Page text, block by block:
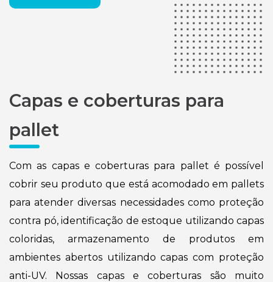
Capas e coberturas para
pallet
Com as capas e coberturas para pallet é possível
cobrir seu produto que está acomodado em pallets
para atender diversas necessidades como proteção
contra pó, identificação de estoque utilizando capas
coloridas, armazenamento de produtos em
ambientes abertos utilizando capas com proteção
anti-UV. Nossas capas e coberturas são muito